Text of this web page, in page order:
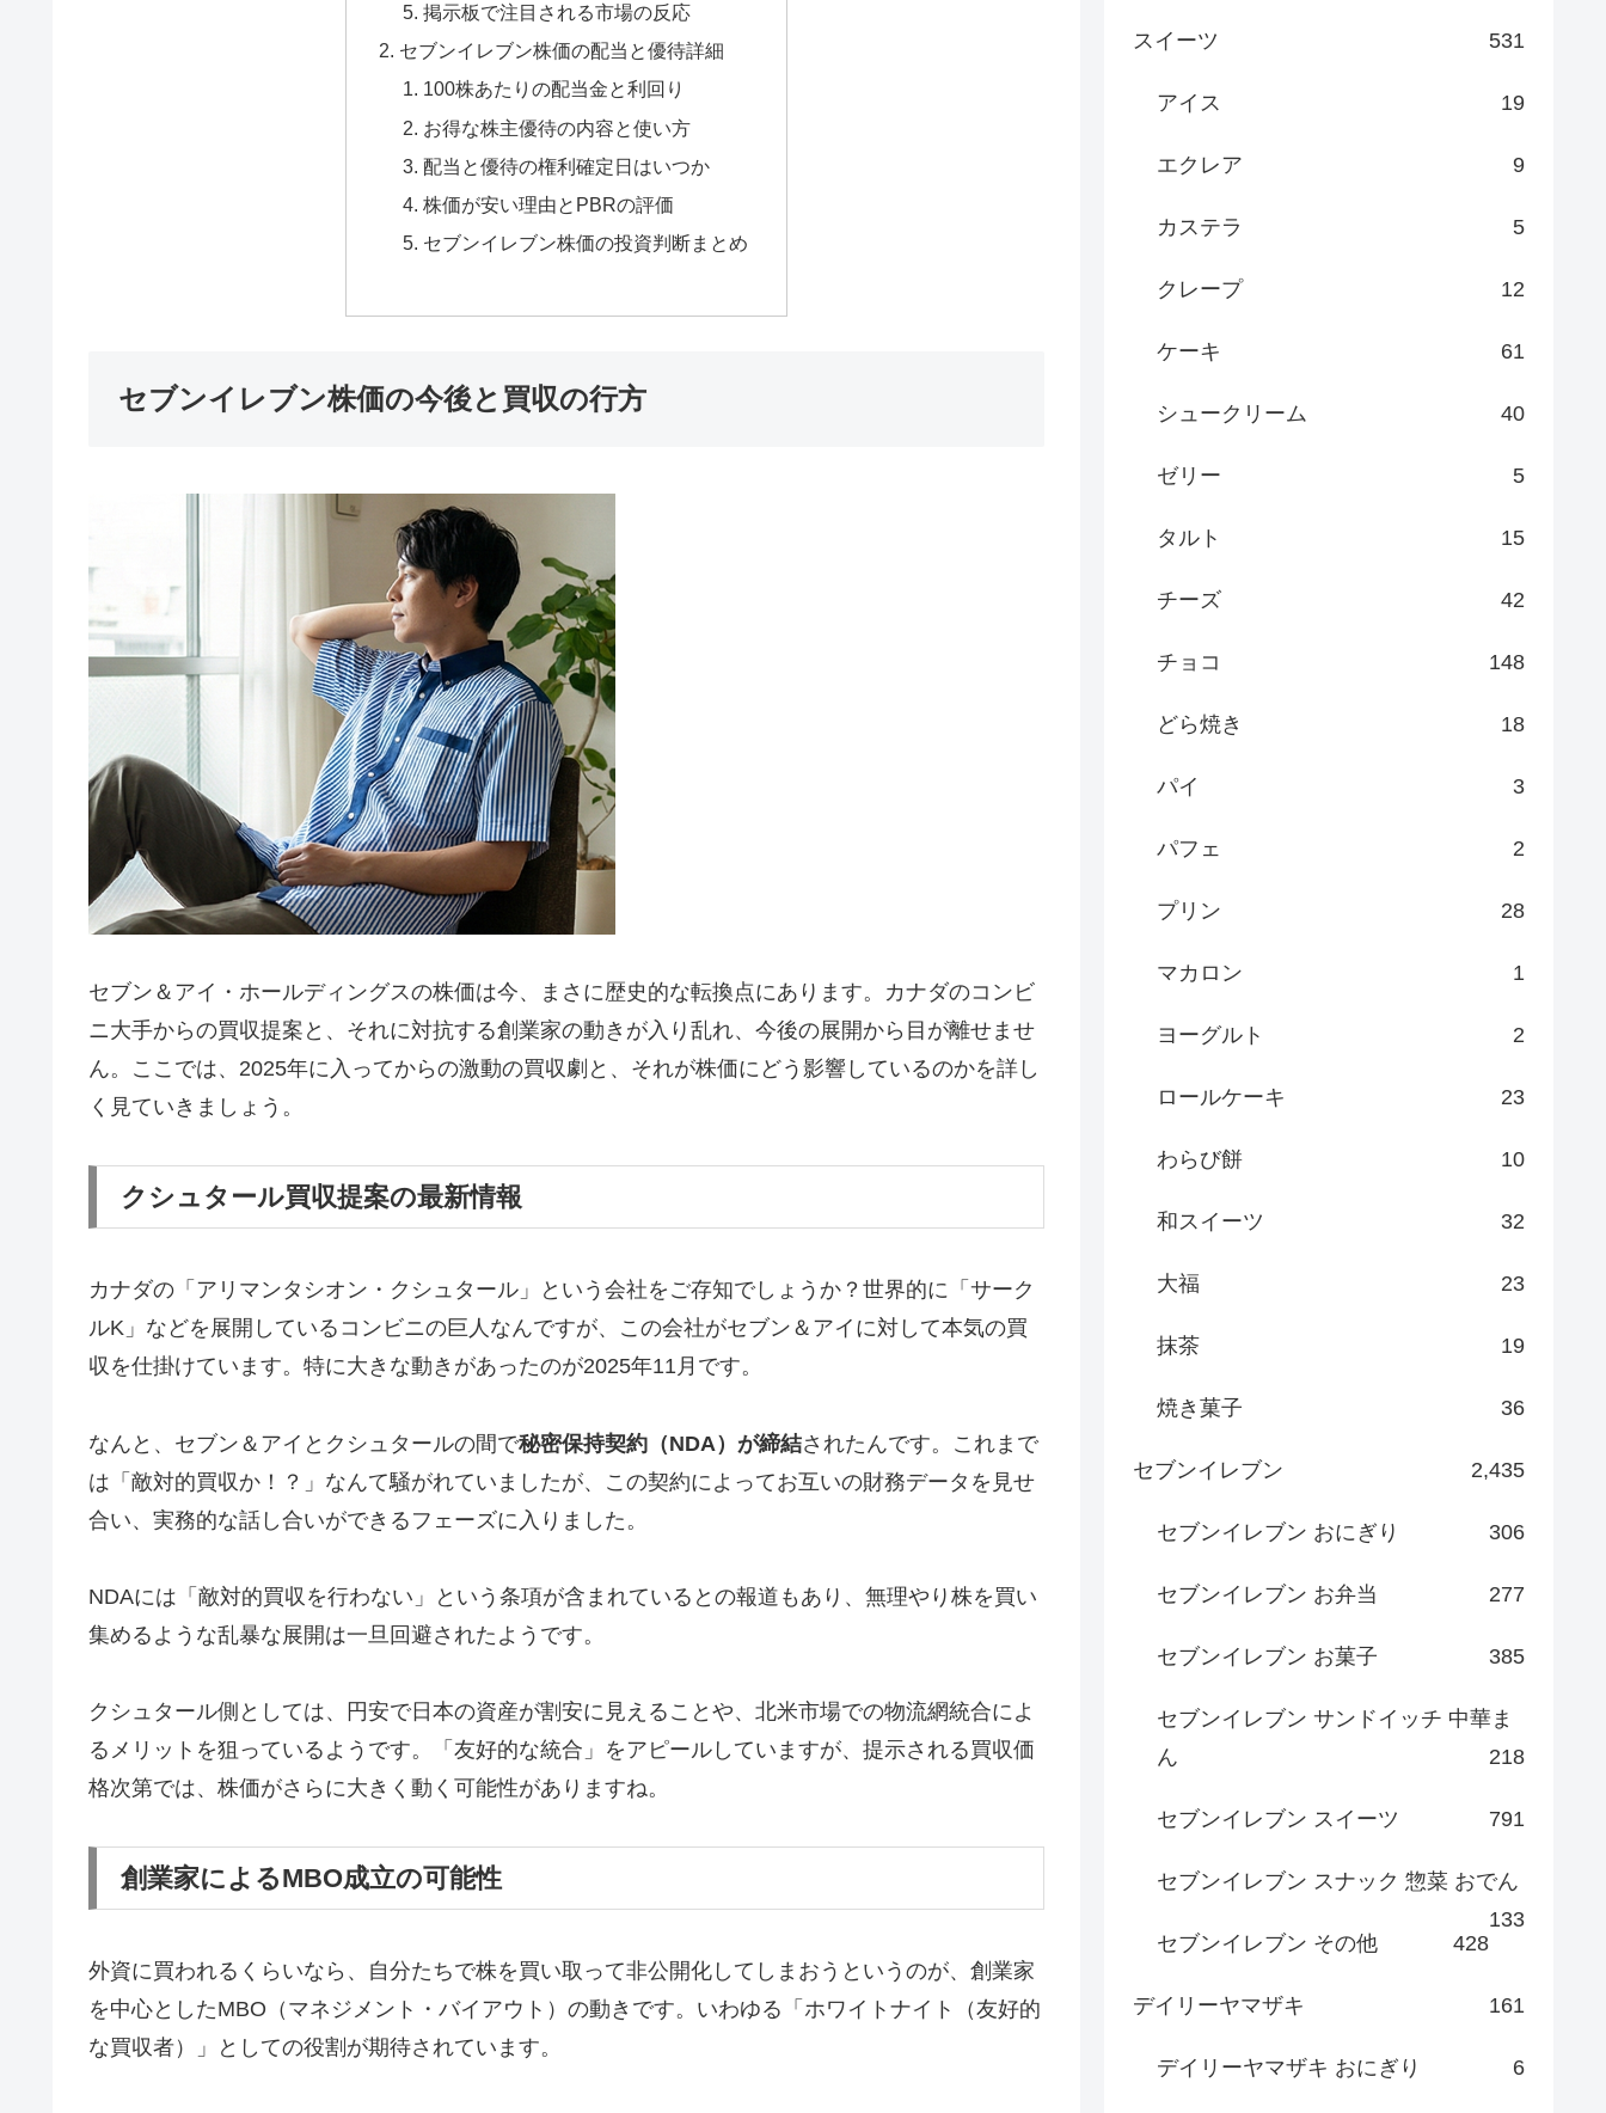
掲示板で注目される市場の反応
セブンイレブン株価の配当と優待詳細
100株あたりの配当金と利回り
お得な株主優待の内容と使い方
配当と優待の権利確定日はいつか
株価が安い理由とPBRの評価
セブンイレブン株価の投資判断まとめ
セブンイレブン株価の今後と買収の行方
セブン＆アイ・ホールディングスの株価は今、まさに歴史的な転換点にあります。カナダのコンビ
ニ大手からの買収提案と、それに対抗する創業家の動きが入り乱れ、今後の展開から目が離せませ
ん。ここでは、2025年に入ってからの激動の買収劇と、それが株価にどう影響しているのかを詳し
く見ていきましょう。
クシュタール買収提案の最新情報
カナダの「アリマンタシオン・クシュタール」という会社をご存知でしょうか？世界的に「サーク
ルK」などを展開しているコンビニの巨人なんですが、この会社がセブン＆アイに対して本気の買
収を仕掛けています。特に大きな動きがあったのが2025年11月です。
なんと、セブン＆アイとクシュタールの間で秘密保持契約（NDA）が締結されたんです。これまで
は「敵対的買収か！？」なんて騒がれていましたが、この契約によってお互いの財務データを見せ
合い、実務的な話し合いができるフェーズに入りました。
NDAには「敵対的買収を行わない」という条項が含まれているとの報道もあり、無理やり株を買い
集めるような乱暴な展開は一旦回避されたようです。
クシュタール側としては、円安で日本の資産が割安に見えることや、北米市場での物流網統合によ
るメリットを狙っているようです。「友好的な統合」をアピールしていますが、提示される買収価
格次第では、株価がさらに大きく動く可能性がありますね。
創業家によるMBO成立の可能性
外資に買われるくらいなら、自分たちで株を買い取って非公開化してしまおうというのが、創業家
を中心としたMBO（マネジメント・バイアウト）の動きです。いわゆる「ホワイトナイト（友好的
な買収者）」としての役割が期待されています。
スイーツ 531
アイス 19
エクレア 9
カステラ 5
クレープ 12
ケーキ 61
シュークリーム 40
ゼリー 5
タルト 15
チーズ 42
チョコ 148
どら焼き 18
パイ 3
パフェ 2
プリン 28
マカロン 1
ヨーグルト 2
ロールケーキ 23
わらび餅 10
和スイーツ 32
大福 23
抹茶 19
焼き菓子 36
セブンイレブン 2,435
セブンイレブン おにぎり 306
セブンイレブン お弁当 277
セブンイレブン お菓子 385
セブンイレブン サンドイッチ 中華ま
ん
218
セブンイレブン スイーツ 791
セブンイレブン スナック 惣菜 おでん
133
セブンイレブン その他
428
デイリーヤマザキ 161
デイリーヤマザキ おにぎり 6